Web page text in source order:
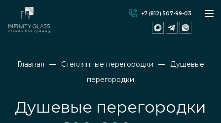
+7 (812) 507-99-03
Главная Стеклянные перегородки
Душевые
перегородки
Душевые перегородки